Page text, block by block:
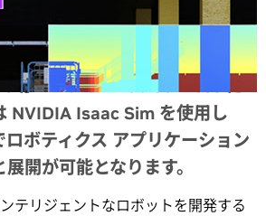
が Amazon Web Services に
NVIDIA Isaac Sim を使用し
ボティクス アプリケーション
開が可能となります。
テリジェントなロボットを開発する